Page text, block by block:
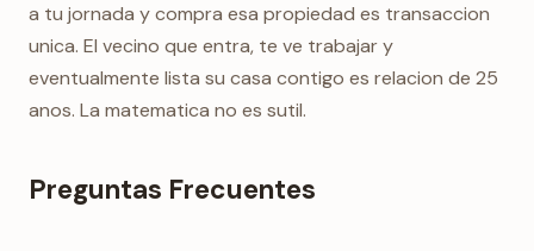
a tu jornada y compra esa propiedad es transaccion
unica. El vecino que entra, te ve trabajar y
eventualmente lista su casa contigo es relacion de 25
anos. La matematica no es sutil.
Preguntas Frecuentes